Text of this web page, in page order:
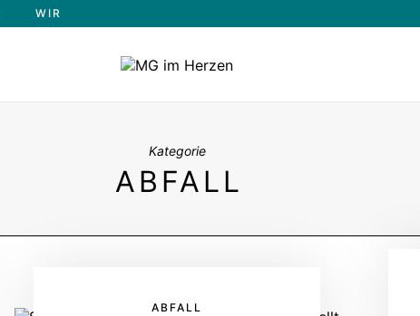
WIR
Kategorie
ABFALL
ABFALL